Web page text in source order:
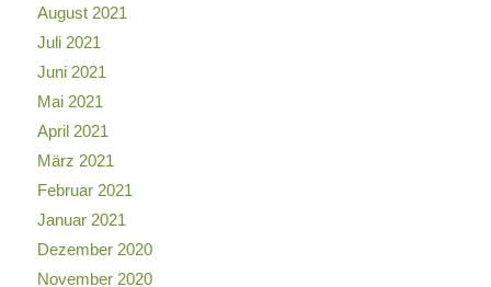
August 2021
Juli 2021
Juni 2021
Mai 2021
April 2021
März 2021
Februar 2021
Januar 2021
Dezember 2020
November 2020